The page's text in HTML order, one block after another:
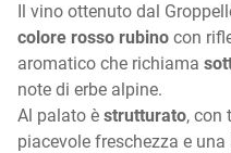
Il vino ottenuto dal
colore rosso rubino con
aromatico che richiama
note di erbe alpine.
Al palato è strutturato, con
piacevole freschezza e